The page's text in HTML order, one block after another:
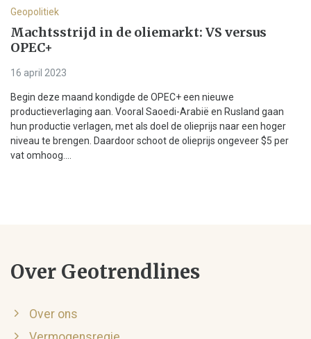
Geopolitiek
Machtsstrijd in de oliemarkt: VS versus
OPEC+
16 april 2023
Begin deze maand kondigde de OPEC+ een nieuwe
productieverlaging aan. Vooral Saoedi-Arabië en Rusland gaan
hun productie verlagen, met als doel de olieprijs naar een hoger
niveau te brengen. Daardoor schoot de olieprijs ongeveer $5 per
vat omhoog....
Over Geotrendlines
Over ons